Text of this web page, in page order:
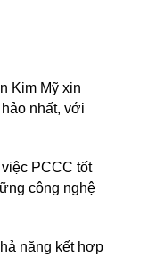
Kim Mỹ xin
nhất, với
PCCC tốt
công nghệ
năng kết hợp